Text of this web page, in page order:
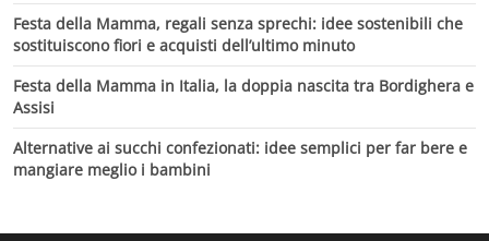
Festa della Mamma, regali senza sprechi: idee sostenibili che
sostituiscono fiori e acquisti dell’ultimo minuto
Festa della Mamma in Italia, la doppia nascita tra Bordighera e
Assisi
Alternative ai succhi confezionati: idee semplici per far bere e
mangiare meglio i bambini